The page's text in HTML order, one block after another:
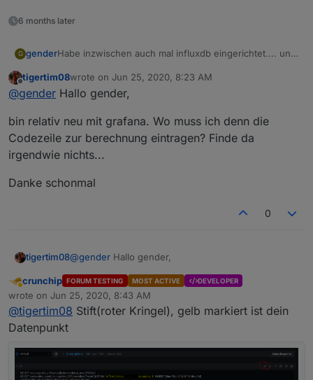
6 months later
G genderHabe inzwischen auch mal influxdb eingerichtet.... und
lassen sich dann - wie oben erwähnt - aus einem
Gesamtverbrauchswert Verbrauchswerte für
Hier der Code zum Kopieren (bei mir noch *1000,
damit ich Watt und nicht Kilowatt benutzen kann):
SELECT
Offline
tigertim08wrote on Jun 25, 2020, 8:23 AM
last edited by
@gender Hallo gender,
bin relativ neu mit grafana. Wo muss ich denn die
Codezeile zur berechnung eintragen? Finde da
irgendwie nichts...
Danke schonmal
0
tigertim08@gender Hallo gender,
bin relativ neu mit grafana. Wo muss ich denn die
Codezeile zur berechnung eintragen? Finde da
irgendwie nichts...
Danke schonmal
Away
crunchip FORUM TESTING MOST ACTIVE DEVELOPER
wrote on Jun 25, 2020, 8:43 AM
last edited by
@tigertim08 Stift(roter Kringel), gelb markiert ist dein
Datenpunkt